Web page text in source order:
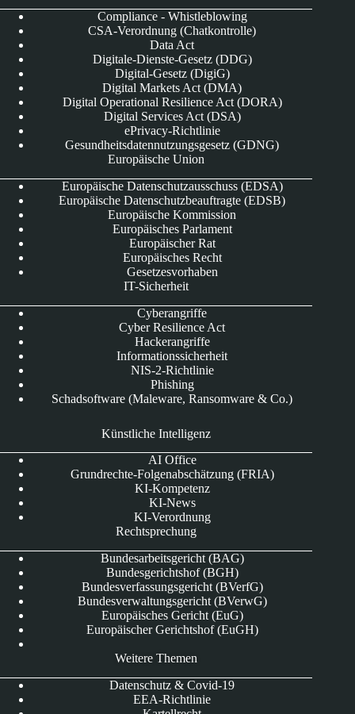
Compliance - Whistleblowing
CSA-Verordnung (Chatkontrolle)
Data Act
Digitale-Dienste-Gesetz (DDG)
Digital-Gesetz (DigiG)
Digital Markets Act (DMA)
Digital Operational Resilience Act (DORA)
Digital Services Act (DSA)
ePrivacy-Richtlinie
Gesundheitsdatennutzungsgesetz (GDNG)
Europäische Union
Europäische Datenschutzausschuss (EDSA)
Europäische Datenschutzbeauftragte (EDSB)
Europäische Kommission
Europäisches Parlament
Europäischer Rat
Europäisches Recht
Gesetzesvorhaben
IT-Sicherheit
Cyberangriffe
Cyber Resilience Act
Hackerangriffe
Informationssicherheit
NIS-2-Richtlinie
Phishing
Schadsoftware (Maleware, Ransomware & Co.)
Künstliche Intelligenz
AI Office
Grundrechte-Folgenabschätzung (FRIA)
KI-Kompetenz
KI-News
KI-Verordnung
Rechtsprechung
Bundesarbeitsgericht (BAG)
Bundesgerichtshof (BGH)
Bundesverfassungsgericht (BVerfG)
Bundesverwaltungsgericht (BVerwG)
Europäisches Gericht (EuG)
Europäischer Gerichtshof (EuGH)
Weitere Themen
Datenschutz & Covid-19
EEA-Richtlinie